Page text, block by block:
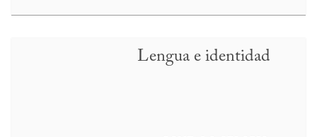
Lengua e identidad